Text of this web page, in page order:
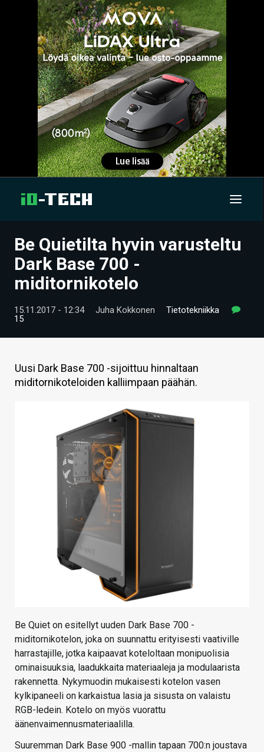
UUTISET
ARTIKKELIT
VIDEOT
HINTA.FI
Be Quietilta hyvin varusteltu
Dark Base 700 -
miditornikotelo
15.11.2017 - 12:34 Juha Kokkonen
Tietotekniikka
15
Uusi Dark Base 700 -sijoittuu hinnaltaan
miditornikoteloiden kalliimpaan päähän.
Be Quiet on esitellyt uuden Dark Base 700 -
miditornikotelon, joka on suunnattu erityisesti vaativille
harrastajille, jotka kaipaavat koteloltaan monipuolisia
ominaisuuksia, laadukkaita materiaaleja ja modulaarista
rakennetta. Nykymuodin mukaisesti kotelon vasen
kylkipaneeli on karkaistua lasia ja sisusta on valaistu
RGB-ledein. Kotelo on myös vuorattu
äänenvaimennusmateriaalilla.
Suuremman Dark Base 900 -mallin tapaan 700:n joustava